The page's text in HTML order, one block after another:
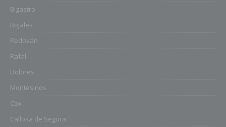
Bigastro
Rojales
Redován
Rafal
Dolores
Montesinos
Cox
Callosa de Segura